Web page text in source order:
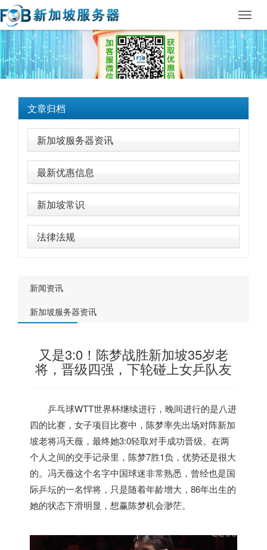
文章归档
新加坡服务器资讯
最新优惠信息
新加坡常识
法律法规
新闻资讯
新加坡服务器资讯
又是3:0！陈梦战胜新加坡35岁老
将，晋级四强，下轮碰上女乒队友
乒乓球WTT世界杯继续进行，晚间进行的是八进
四的比赛，女子项目比赛中，陈梦率先出场对阵新加
坡老将冯天薇，最终她3:0轻取对手成功晋级。在两
个人之间的交手记录里，陈梦7胜1负，优势还是很大
的。冯天薇这个名字中国球迷非常熟悉，曾经也是国
际乒坛的一名悍将，只是随着年龄增大，86年出生的
她的状态下滑明显，想赢陈梦机会渺茫。